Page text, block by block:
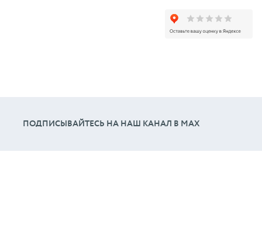
ПОДПИСЫВАЙТЕСЬ НА НАШ КАНАЛ В МАХ